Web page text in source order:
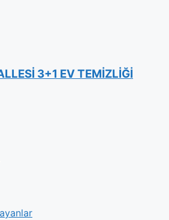
3+1 EV TEMİZLİĞİ